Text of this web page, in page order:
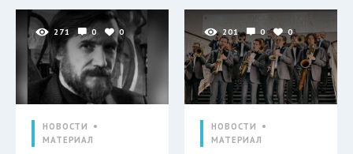
271 0 0
НОВОСТИ
МАТЕРИАЛ
201 0 0
НОВОСТИ
МАТЕРИАЛ